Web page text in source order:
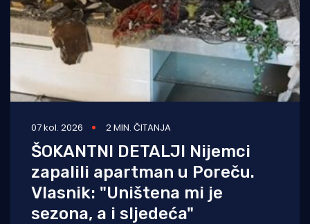
07 kol. 2026 2 MIN. ČITANJA
ŠOKANTNI DETALJI Nijemci
zapalili apartman u Poreču.
Vlasnik: "Uništena mi je
sezona, a i sljedeća"